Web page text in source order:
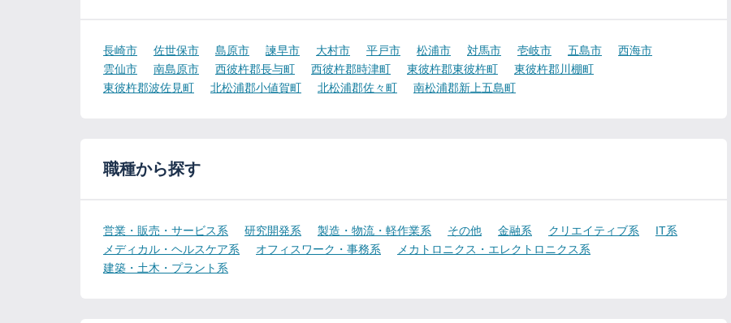
長崎市 佐世保市 島原市 諫早市 大村市 平戸市 松浦市 対馬市 壱岐市 五島市
西海市
雲仙市
南島原市 西彼杵郡長与町 西彼杵郡時津町 東彼杵郡東彼杵町
東彼杵郡川棚町
東彼杵郡波佐見町
北松浦郡小値賀町 北松浦郡佐々町 南松浦郡新上五島町
職種から探す
営業・販売・サービス系 研究開発系 製造・物流・軽作業系 その他 金融系 クリエイティブ系
IT系
メディカル・ヘルスケア系
オフィスワーク・事務系
メカトロニクス・エレクトロニクス系
建築・土木・プラント系